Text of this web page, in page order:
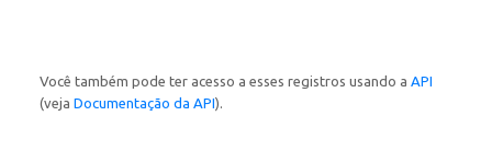
Você também pode ter acesso a esses registros usando a API
(veja Documentação da API).